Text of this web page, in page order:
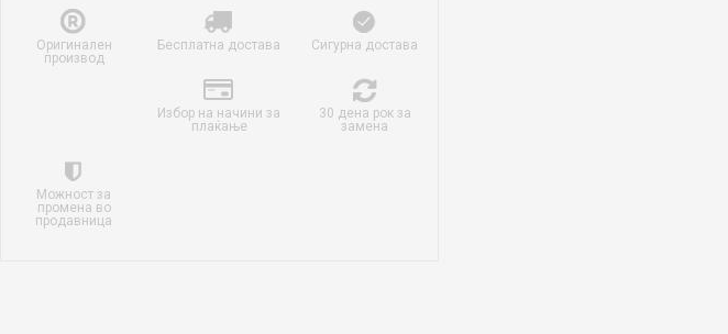
Оригинален
производ
Бесплатна достава Сигурна достава
Избор на начини за
плаќање
30 дена рок за
замена
Можност за
промена во
продавница